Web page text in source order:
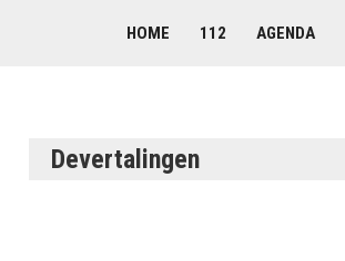
HOME 112 AGENDA
Devertalingen